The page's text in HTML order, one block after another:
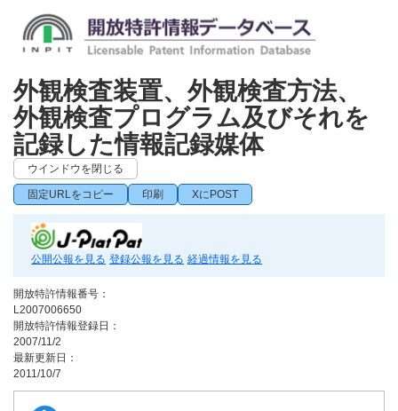
外観検査装置、外観検査方法、
外観検査プログラム及びそれを
記録した情報記録媒体
ウインドウを閉じる
固定URLをコピー 印刷 XにPOST
公開公報を見る 登録公報を見る 経過情報を見る
開放特許情報番号：
L2007006650
開放特許情報登録日：
2007/11/2
最新更新日：
2011/10/7